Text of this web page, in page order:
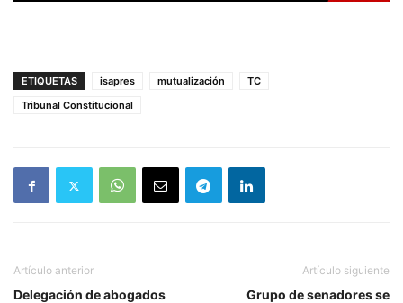
ETIQUETAS isapres mutualización
TC
Tribunal Constitucional
Artículo anterior
Delegación de abogados
Artículo siguiente
Grupo de senadores se